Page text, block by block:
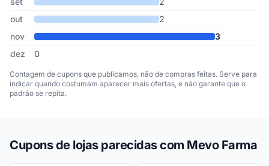
out
2
nov
3
dez
0
Contagem de cupons que publicamos, não de compras feitas. Serve para
indicar quando costumam aparecer mais ofertas, e não garante que o
padrão se repita.
Cupons de lojas parecidas com Mevo Farma